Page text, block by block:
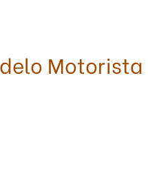
Motorista